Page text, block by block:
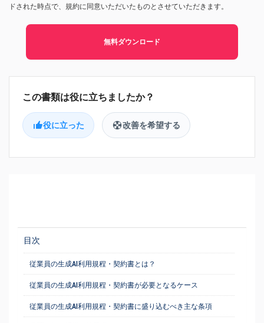
ドされた時点で、規約に同意いただいたものとさせていただきます。
無料ダウンロード
役に立った 改善を希望する
目次
従業員の生成AI利用規程・契約書とは？
従業員の生成AI利用規程・契約書が必要となるケース
従業員の生成AI利用規程・契約書に盛り込むべき主な条項